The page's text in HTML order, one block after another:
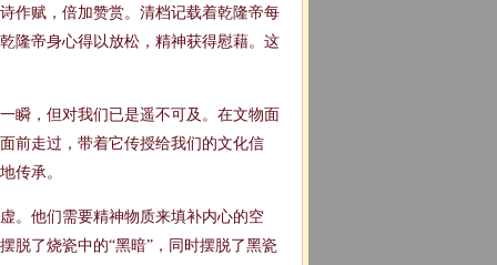
作赋，倍加赞赏。清档记载着乾隆帝每
隆帝身心得以放松，精神获得慰藉。这
瞬，但对我们已是遥不可及。在文物面
前走过，带着它传授给我们的文化信
传承。
。他们需要精神物质来填补内心的空
脱了烧瓷中的“黑暗”，同时摆脱了黑瓷